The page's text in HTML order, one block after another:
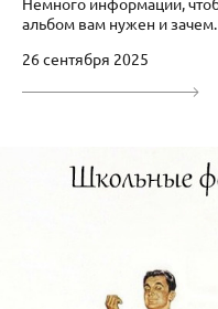
альбом вам нужен и зачем.
26 сентября 2025